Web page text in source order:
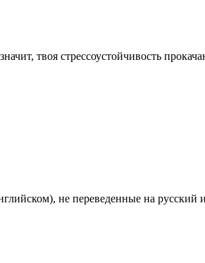
твоя стрессоустойчивость
не переведенные на русский